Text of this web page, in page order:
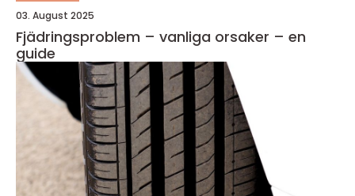
03. August 2025
Fjädringsproblem – vanliga orsaker – en
guide